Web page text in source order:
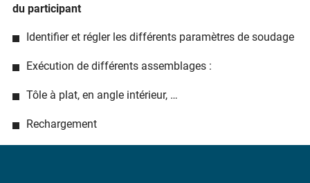
du participant
Identifier et régler les différents paramètres de soudage
Exécution de différents assemblages :
Tôle à plat, en angle intérieur, …
Rechargement